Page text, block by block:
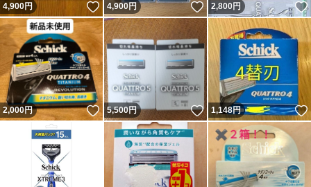
4,900円 いいね！
4,900円 いいね！
2,800円
2,000円 いいね！
5,500円 いいね！
1,148円